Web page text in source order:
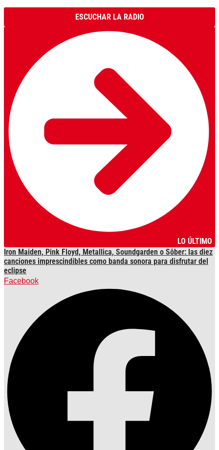
ESCUCHAR LA RADIO
LO ÚLTIMO
Iron Maiden, Pink Floyd, Metallica, Soundgarden o Sôber: las diez
canciones imprescindibles como banda sonora para disfrutar del
eclipse
Facebook